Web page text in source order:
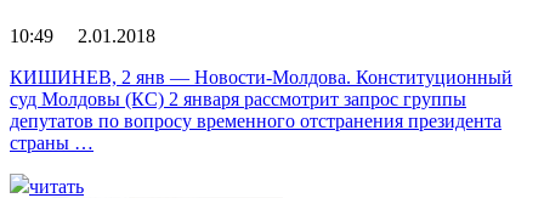
10:49 2.01.2018
КИШИНЕВ, 2 янв — Новости-Молдова. Конституционный
суд Молдовы (КС) 2 января рассмотрит запрос группы
депутатов по вопросу временного отстранения президента
страны …
читать